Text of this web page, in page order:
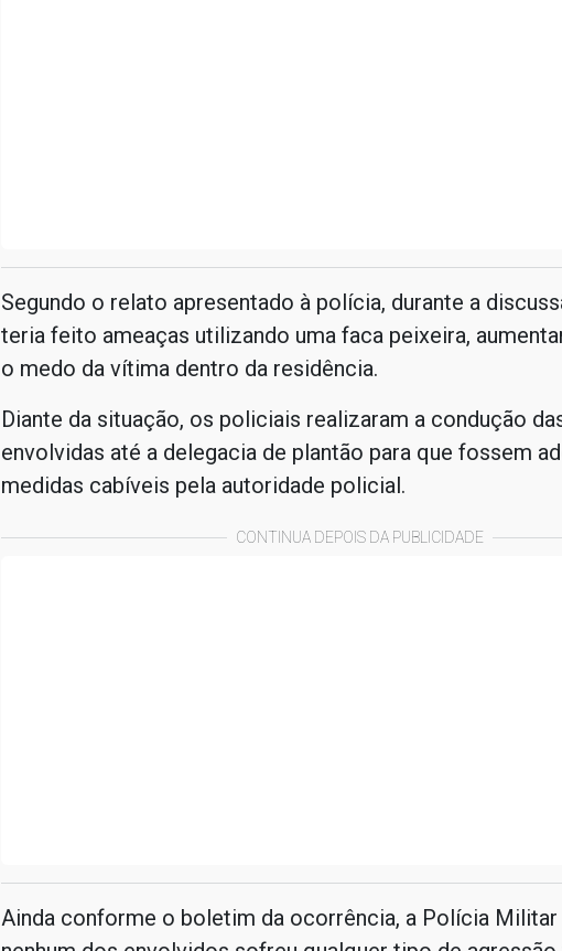
Segundo o relato apresentado à polícia, durante a
teria feito ameaças utilizando uma faca peixeira,
o medo da vítima dentro da residência.
Diante da situação, os policiais realizaram a condução
envolvidas até a delegacia de plantão para que fossem
medidas cabíveis pela autoridade policial.
CONTINUA DEPOIS DA PUBLICIDADE
Ainda conforme o boletim da ocorrência, a Polícia